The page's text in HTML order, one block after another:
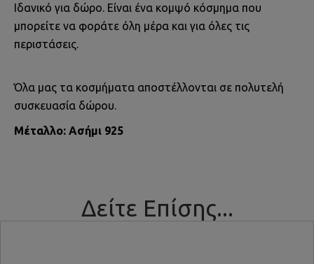
Ιδανικό για δώρο. Είναι ένα κομψό κόσμημα που
μπορείτε να φοράτε όλη μέρα και για όλες τις
περιστάσεις.
Όλα μας τα κοσμήματα αποστέλλονται σε πολυτελή
συσκευασία δώρου.
Μέταλλο: Ασήμι 925
Δείτε Επίσης...